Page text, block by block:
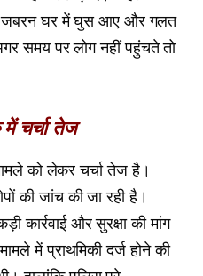
जबरन घर में घुस आए और गलत
समय पर लोग नहीं पहुंचते तो
चर्चा तेज
को लेकर चर्चा तेज है।
की जांच की जा रही है।
कार्रवाई और सुरक्षा की मांग
में प्राथमिकी दर्ज होने की